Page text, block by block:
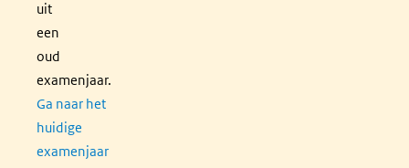
uit
een
oud
examenjaar.
Ga naar het
huidige
examenjaar